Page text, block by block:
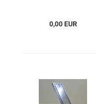
0,00 EUR